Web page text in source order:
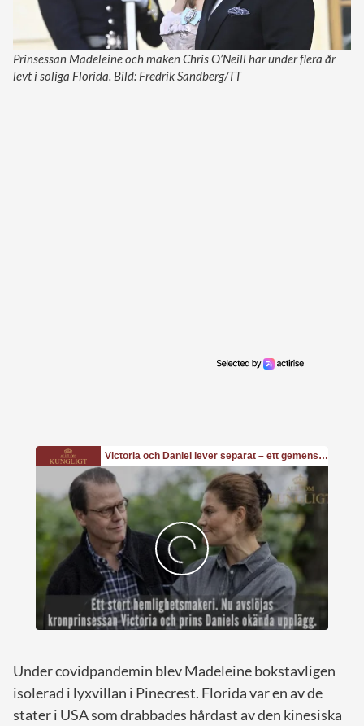
Prinsessan Madeleine och maken Chris O’Neill har under flera år
levt i soliga Florida. Bild: Fredrik Sandberg/TT
Under covidpandemin blev Madeleine bokstavligen
isolerad i lyxvillan i Pinecrest. Florida var en av de
stater i USA som drabbades hårdast av den kinesiska